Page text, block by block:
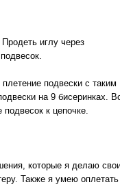
иглу через
подвески с таким
на 9 бисеринках.
к цепочке.
которые я делаю
Также я умею оплетать